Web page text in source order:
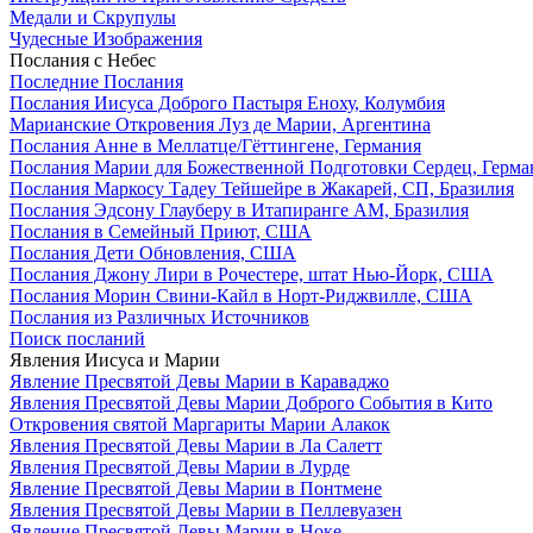
Медали и Скрупулы
Чудесные Изображения
Послания с Небес
Последние Послания
Послания Иисуса Доброго Пастыря Еноху, Колумбия
Марианские Откровения Луз де Марии, Аргентина
Послания Анне в Меллатце/Гёттингене, Германия
Послания Марии для Божественной Подготовки Сердец,
Послания Маркосу Тадеу Тейшейре в Жакарей, СП, Бразилия
Послания Эдсону Глауберу в Итапиранге AM, Бразилия
Послания в Семейный Приют, США
Послания Дети Обновления, США
Послания Джону Лири в Рочестере, штат Нью-Йорк, США
Послания Морин Свини-Кайл в Норт-Риджвилле, США
Послания из Различных Источников
Поиск посланий
Явления Иисуса и Марии
Явление Пресвятой Девы Марии в Караваджо
Явления Пресвятой Девы Марии Доброго События в Кито
Откровения святой Маргариты Марии Алакок
Явления Пресвятой Девы Марии в Ла Салетт
Явления Пресвятой Девы Марии в Лурде
Явление Пресвятой Девы Марии в Понтмене
Явления Пресвятой Девы Марии в Пеллевуазен